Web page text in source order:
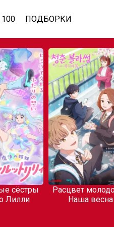
ПОДБОРКИ
сёстры
Лилли
Расцвет
Наша весна